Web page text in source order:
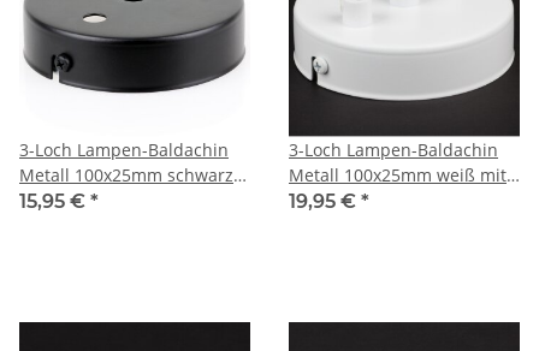
3-Loch Lampen-Baldachin
Metall 100x25mm schwarz
ohne Zugentlaster für 3
15,95 € *
3-Loch Lampen-Baldachin
Metall 100x25mm weiß mit
Zugentlaster Kunststoff für
19,95 € *